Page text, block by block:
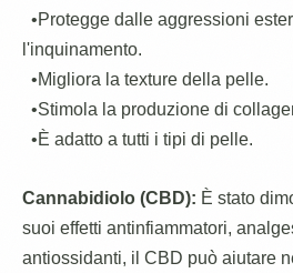
•Protegge dalle aggressioni
l'inquinamento.
•Migliora la texture della pelle.
•Stimola la produzione di
•È adatto a tutti i tipi di pelle.
Cannabidiolo (CBD): È stato
suoi effetti antinfiammatori,
antiossidanti, il CBD può aiutare